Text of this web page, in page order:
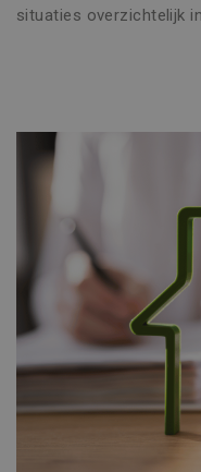
situaties overzichtelijk